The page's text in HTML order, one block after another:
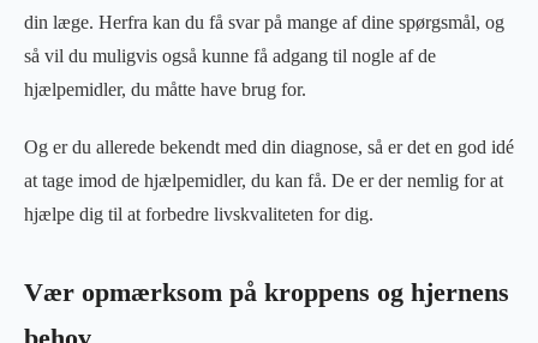
din læge. Herfra kan du få svar på mange af dine spørgsmål, og
så vil du muligvis også kunne få adgang til nogle af de
hjælpemidler, du måtte have brug for.
Og er du allerede bekendt med din diagnose, så er det en god idé
at tage imod de hjælpemidler, du kan få. De er der nemlig for at
hjælpe dig til at forbedre livskvaliteten for dig.
Vær opmærksom på kroppens og hjernens